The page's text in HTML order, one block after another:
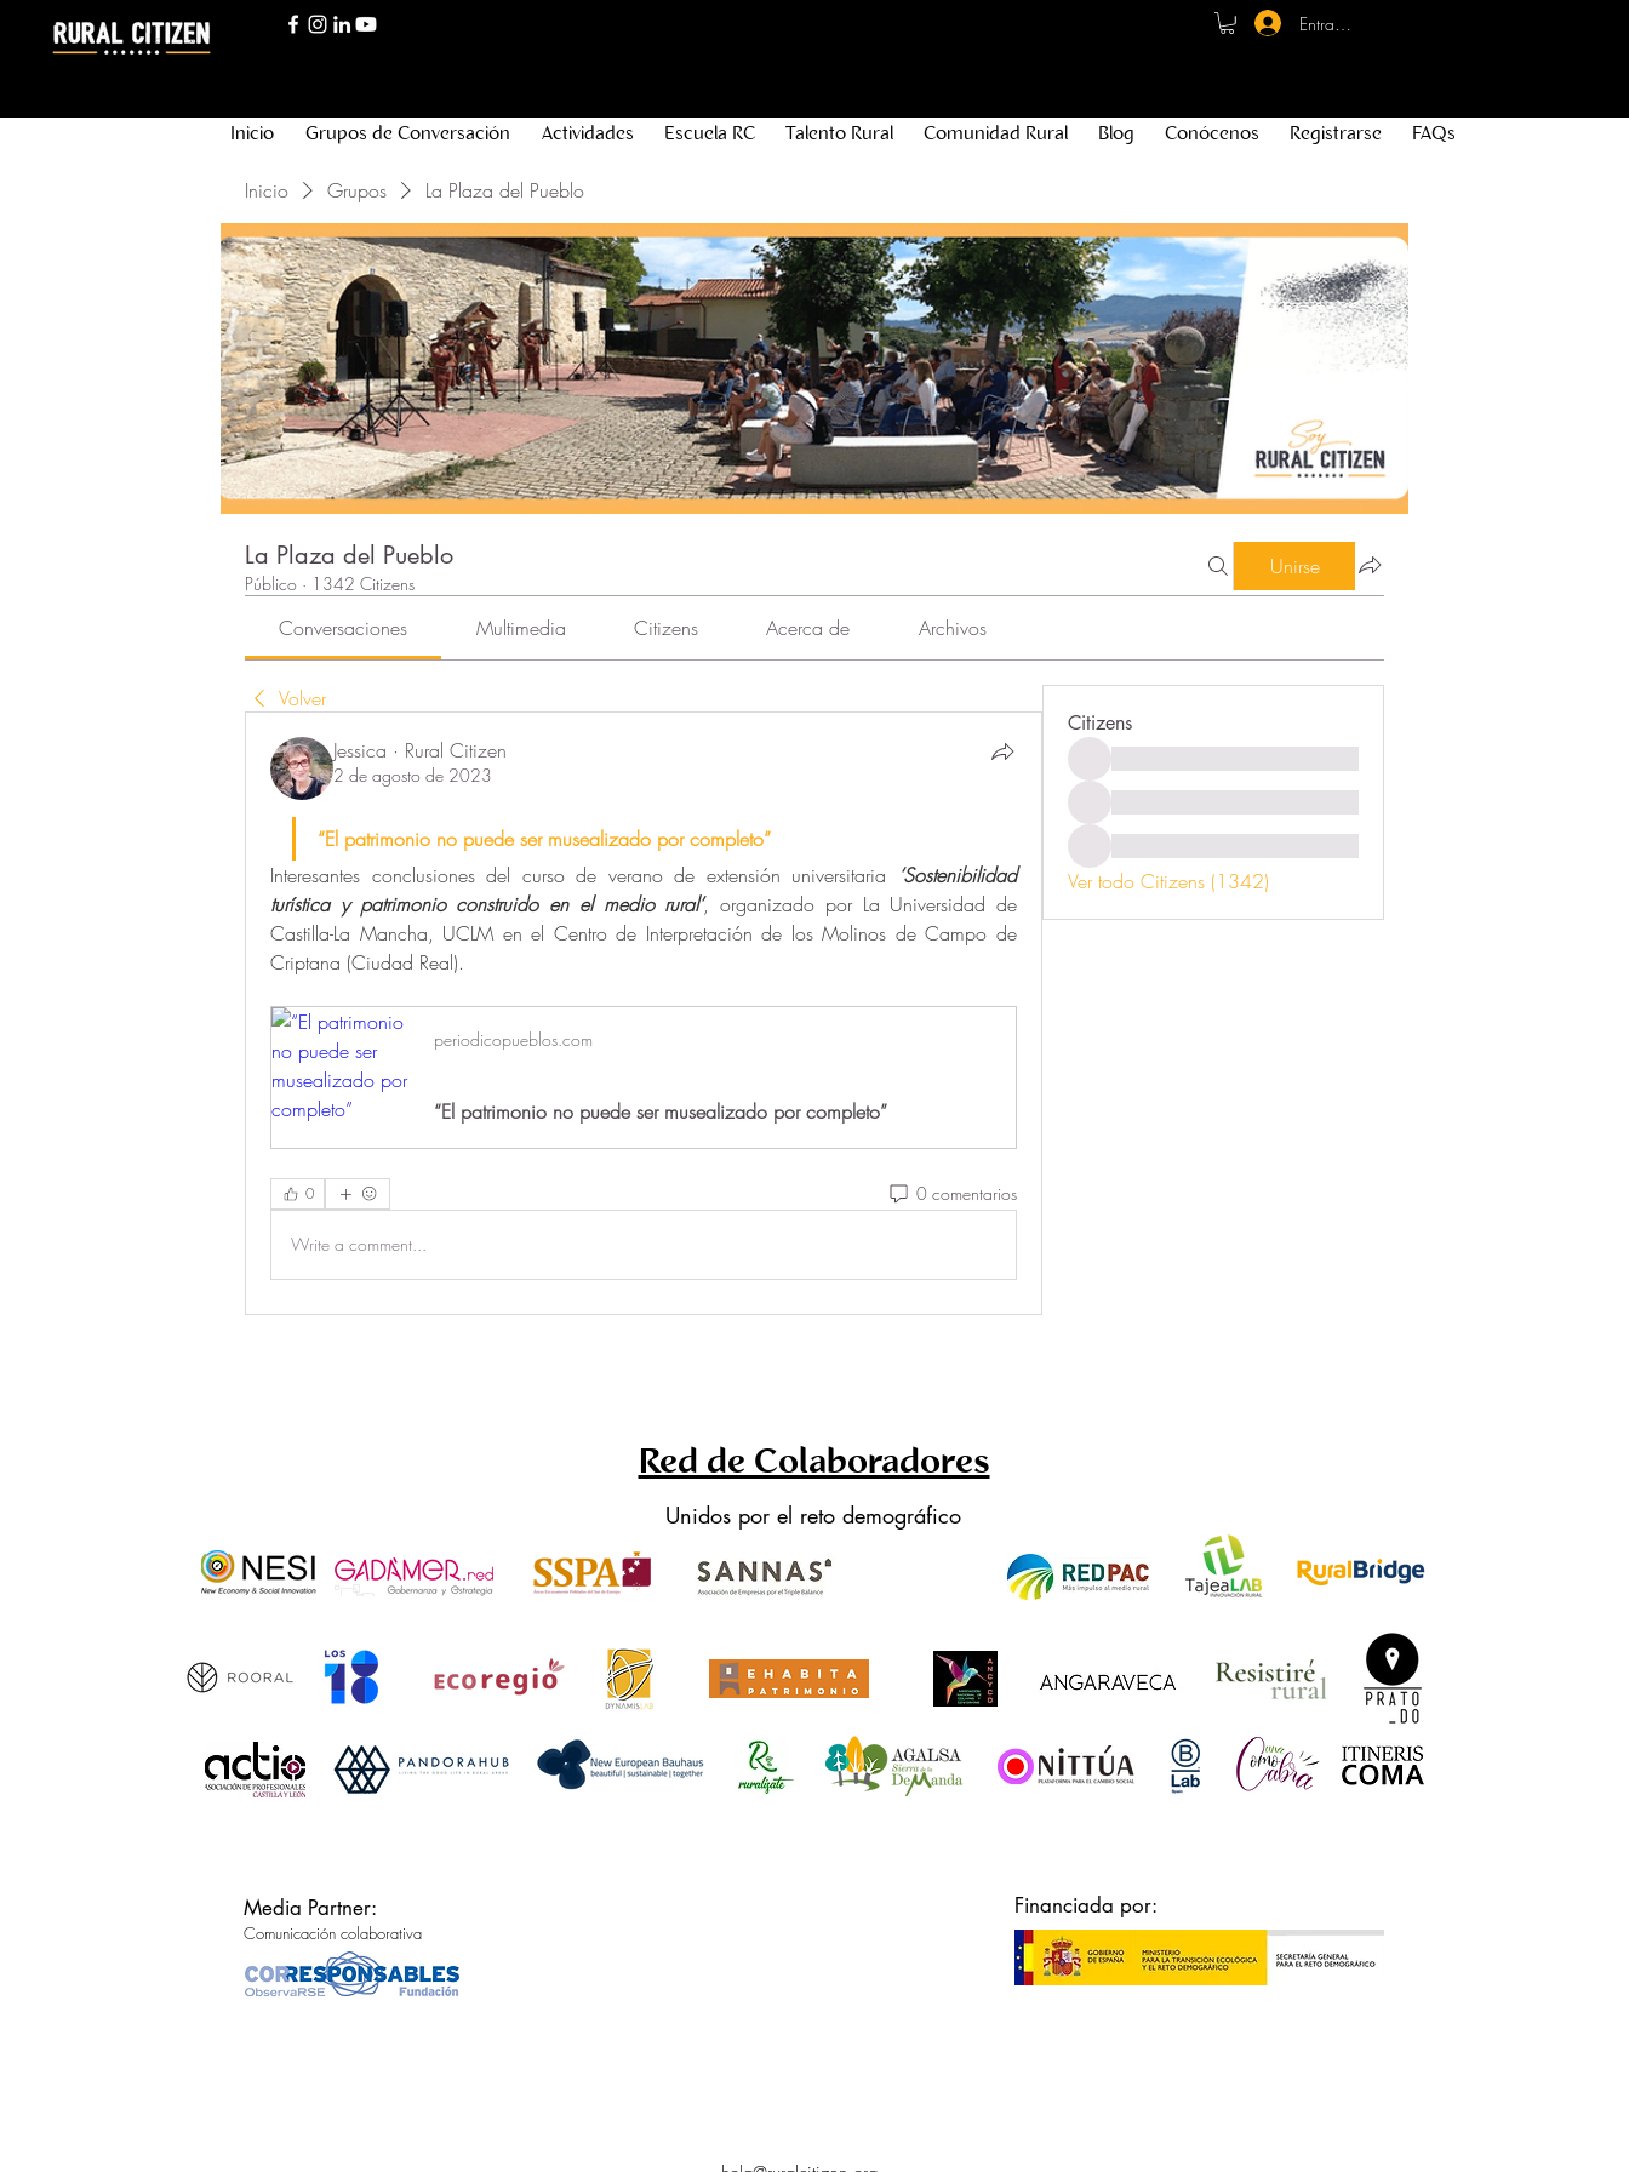
Entrar - Registro
Inicio Grupos de Conversación Actividades Escuela RC Talento Rural Comunidad Rural Blog Conócenos Registrarse FAQs
Inicio Grupos La Plaza del Pueblo
La Plaza del Pueblo
Público · 1342 Citizens
Unirse
Conversaciones Multimedia Citizens Acerca de Archivos
Volver
Jessica · Rural Citizen
2 de agosto de 2023
“El patrimonio no puede ser musealizado por completo”
Interesantes conclusiones del curso de verano de extensión universitaria
‘Sostenibilidad
turística y patrimonio construido en el medio rural’, organizado por La Universidad de
Castilla-La Mancha, UCLM en el Centro de Interpretación de los Molinos de Campo de
Criptana (Ciudad Real).
periodicopueblos.com
“El patrimonio no puede ser musealizado por completo”
0 0 comentarios
Write a comment...
Citizens
Ver todo Citizens (1342)
Red de Colaboradores
Unidos por el reto demográfico
Media Partner:
Comunicación colaborativa
Financiada por: